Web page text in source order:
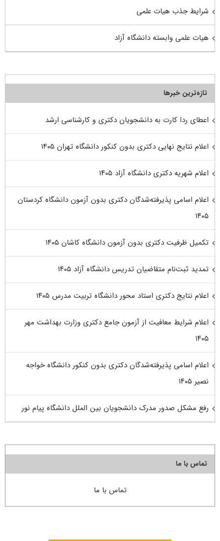
شرایط جذب هیات علمی
هیات علمی وابسته دانشگاه آزاد
تازه‌ترین خبرها
اعطای ردا کارت به دانشجویان دکتری و کارشناسی ارشد
اعلام نتایج نهایی دکتری بدون کنکور دانشگاه تهران ۱۴۰۵
اعلام شهریه دکتری دانشگاه آزاد ۱۴۰۵
اعلام اسامی پذیرفته‌شدگان دکتری بدون آزمون دانشگاه کردستان
۱۴۰۵
تکمیل ظرفیت دکتری بدون آزمون دانشگاه کاشان ۱۴۰۵
تمدید ثبت‌نام متقاضیان تدریس دانشگاه آزاد ۱۴۰۵
اعلام نتایج دکتری استاد محور دانشگاه تربیت مدرس ۱۴۰۵
اعلام شرایط معافیت از آزمون جامع دکتری وزارت بهداشت مهر
۱۴۰۵
اعلام اسامی پذیرفته‌شدگان دکتری بدون کنکور دانشگاه خواجه
نصیر ۱۴۰۵
رفع مشکل صدور مدرک دانشجویان بین الملل دانشگاه پیام نور
تماس با ما
تماس با ما